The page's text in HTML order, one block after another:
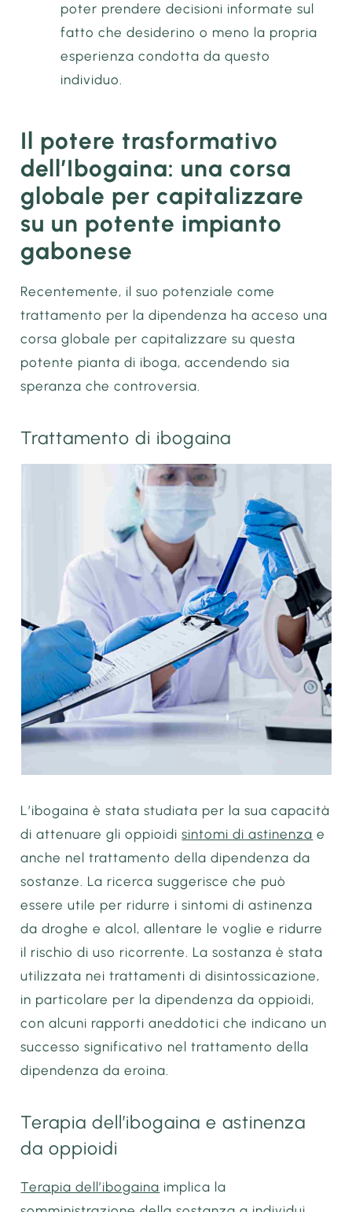
poter prendere decisioni informate sul
fatto che desiderino o meno la propria
esperienza condotta da questo
individuo.
Il potere trasformativo
dell’Ibogaina: una corsa
globale per capitalizzare
su un potente impianto
gabonese
Recentemente, il suo potenziale come
trattamento per la dipendenza ha acceso una
corsa globale per capitalizzare su questa
potente pianta di iboga, accendendo sia
speranza che controversia.
Trattamento di ibogaina
L’ibogaina è stata studiata per la sua capacità
di attenuare gli oppioidisintomi di astinenza e
anche nel trattamento della dipendenza da
sostanze. La ricerca suggerisce che può
essere utile per ridurre i sintomi di astinenza
da droghe e alcol, allentare le voglie e ridurre
il rischio di uso ricorrente. La sostanza è stata
utilizzata nei trattamenti di disintossicazione,
in particolare per la dipendenza da oppioidi,
con alcuni rapporti aneddotici che indicano un
successo significativo nel trattamento della
dipendenza da eroina.
Terapia dell’ibogaina e astinenza
da oppioidi
Terapia dell’ibogaina implica la